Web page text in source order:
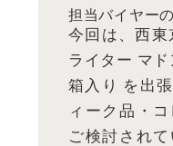
担当バイヤー
今回は、西
ライター マ
箱入り を出
ィーク品・
ご検討され